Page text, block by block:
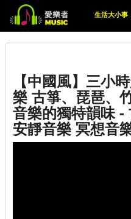
生活大小事
【中國風】三小
樂 古箏、琵琶、
音樂的獨特韻味 -
安靜音樂 冥想音